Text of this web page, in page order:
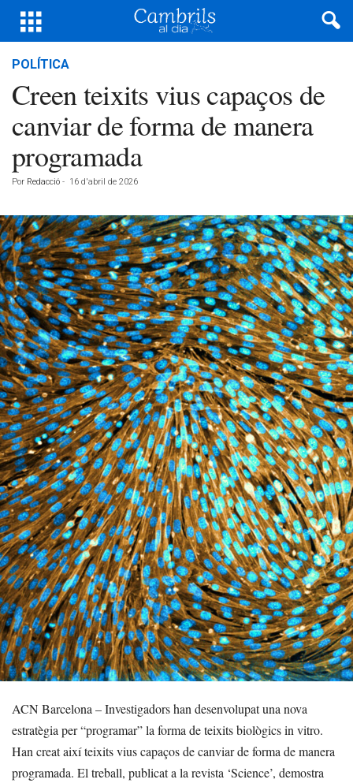
POLÍTICA
Creen teixits vius capaços de
canviar de forma de manera
programada
Por Redacció - 16 d'abril de 2026
ACN Barcelona – Investigadors han desenvolupat una nova
estratègia per “programar” la forma de teixits biològics in vitro.
Han creat així teixits vius capaços de canviar de forma de manera
programada. El treball, publicat a la revista ‘Science’, demostra